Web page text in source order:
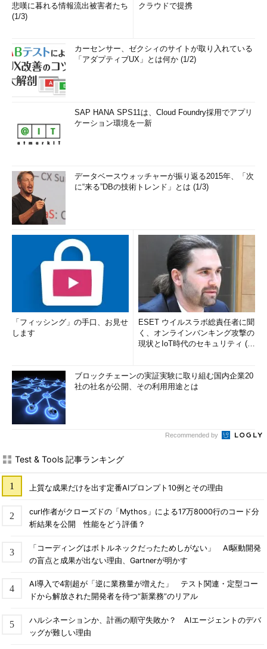
悲嘆に暮れる情報流出被害者たち
(1/3)
クラウドで提携
カーセンサー、ゼクシィのサイトが取り入れている
「アダプティブUX」とは何か (1/2)
SAP HANA SPS11は、Cloud Foundry採用でアプリ
ケーション環境を一新
データベースウォッチャーが振り返る2015年、「次
に“来る”DBの技術トレンド」とは (1/3)
「フィッシング」の手口、お見せ
します
ESET ウイルスラボ総責任者に聞
く、オンラインバンキング攻撃の
現状とIoT時代のセキュリティ (1/
ブロックチェーンの実証実験に取り組む国内企業20
社の社名が公開、その利用用途とは
Recommended by
Test & Tools 記事ランキング
上質な成果だけを出す定番AIプロンプト10例とその理由
curl作者がクローズドの「Mythos」による17万8000行のコード分
析結果を公開 性能をどう評価？
「コーディングはボトルネックだったためしがない」 AI駆動開発
の盲点と成果が出ない理由、Gartnerが明かす
AI導入で4割超が「逆に業務量が増えた」 テスト関連・定型コー
ドから解放された開発者を待つ“新業務”のリアル
ハルシネーションか、計画の順守失敗か？ AIエージェントのデバ
ッグが難しい理由